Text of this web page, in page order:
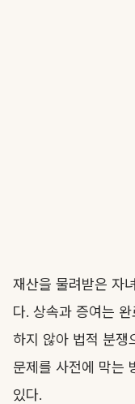
재산을 물려받은 자
다. 상속과 증여는
하지 않아 법적 분쟁
문제를 사전에 막는
있다.